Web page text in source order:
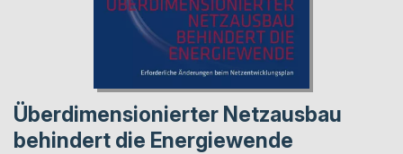
Überdimensionierter Netzausbau
behindert die Energiewende